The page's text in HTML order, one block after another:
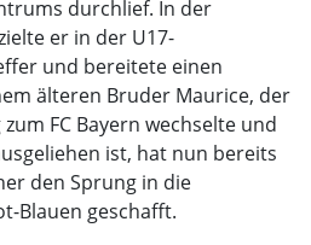
durchlief. In der
er in der U17-
und bereitete einen
älteren Bruder Maurice, der
FC Bayern wechselte und
ist, hat nun bereits
den Sprung in die
Blauen geschafft.